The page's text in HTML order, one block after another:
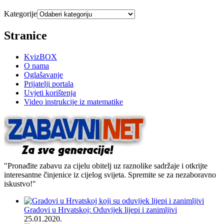
Kategorije
Stranice
KvizBOX
O nama
Oglašavanje
Prijatelji portala
Uvjeti korištenja
Video instrukcije iz matematike
"Pronađite zabavu za cijelu obitelj uz raznolike sadržaje i otkrijte
interesantne činjenice iz cijelog svijeta. Spremite se za nezaboravno
iskustvo!"
Gradovi u Hrvatskoj: Oduvijek lijepi i zanimljivi
25.01.2020.